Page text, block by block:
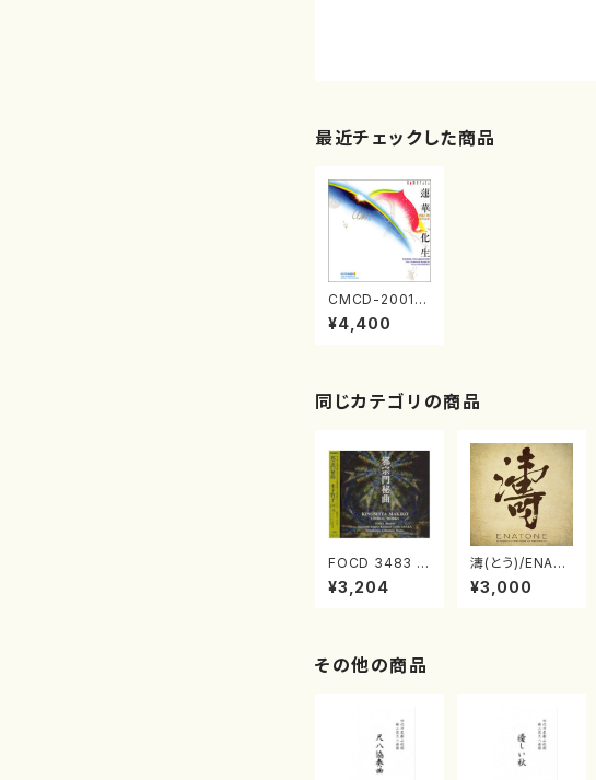
最近チェックした商品
CMCD-2001
6〜7 蓮華化生
（オーケストラ/西
¥4,400
同じカテゴリの商品
FOCD 3483 邪
宗門秘曲(混声
合唱/木下牧子/
¥3,204
濤(とう)/ENAT
ONE エナトーネ
(CD)
¥3,000
その他の商品